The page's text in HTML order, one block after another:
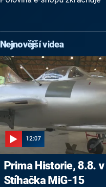
Nejnovější videa
12:07
Prima Historie, 8.8.
Stíhačka MiG-15